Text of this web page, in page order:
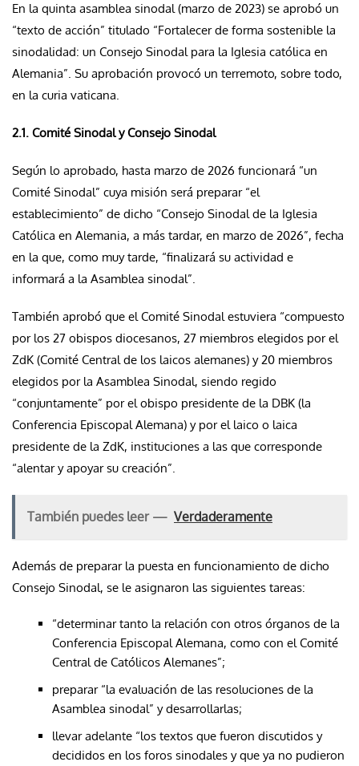
En la quinta asamblea sinodal (marzo de 2023) se aprobó un
“texto de acción” titulado “Fortalecer de forma sostenible la
sinodalidad: un Consejo Sinodal para la Iglesia católica en
Alemania”. Su aprobación provocó un terremoto, sobre todo,
en la curia vaticana.
2.1. Comité Sinodal y Consejo Sinodal
Según lo aprobado, hasta marzo de 2026 funcionará “un
Comité Sinodal” cuya misión será preparar “el
establecimiento” de dicho “Consejo Sinodal de la Iglesia
Católica en Alemania, a más tardar, en marzo de 2026”, fecha
en la que, como muy tarde, “finalizará su actividad e
informará a la Asamblea sinodal”.
También aprobó que el Comité Sinodal estuviera “compuesto
por los 27 obispos diocesanos, 27 miembros elegidos por el
ZdK (Comité Central de los laicos alemanes) y 20 miembros
elegidos por la Asamblea Sinodal, siendo regido
“conjuntamente” por el obispo presidente de la DBK (la
Conferencia Episcopal Alemana) y por el laico o laica
presidente de la ZdK, instituciones a las que corresponde
“alentar y apoyar su creación”.
También puedes leer — Verdaderamente
Además de preparar la puesta en funcionamiento de dicho
Consejo Sinodal, se le asignaron las siguientes tareas:
“determinar tanto la relación con otros órganos de la
Conferencia Episcopal Alemana, como con el Comité
Central de Católicos Alemanes”;
preparar “la evaluación de las resoluciones de la
Asamblea sinodal” y desarrollarlas;
llevar adelante “los textos que fueron discutidos y
decididos en los foros sinodales y que ya no pudieron